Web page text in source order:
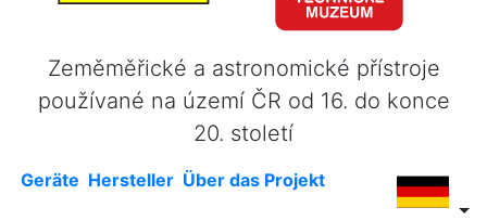
Zeměměřické a astronomické přístroje
používané na území ČR od 16. do konce
20. století
Geräte Hersteller Über das Projekt